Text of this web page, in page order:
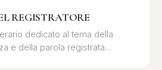
REGISTRATORE
dedicato al tema della
e della parola registrata